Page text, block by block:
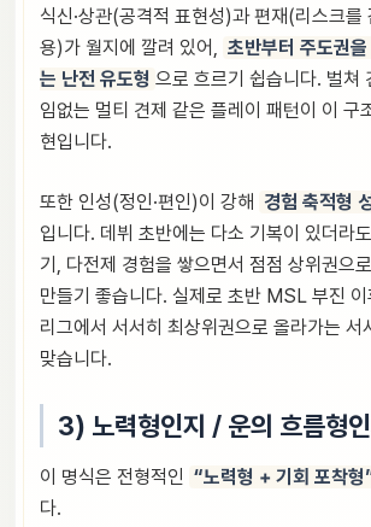
식신·상관(공격적 표현성)과 편재(리스크를
용)가 월지에 깔려 있어, 초반부터 주도권
는 난전 유도형 으로 흐르기 쉽습니다. 벌쳐
임없는 멀티 견제 같은 플레이 패턴이 이 구
현입니다.
또한 인성(정인·편인)이 강해 경험 축적형
입니다. 데뷔 초반에는 다소 기복이 있더라
기, 다전제 경험을 쌓으면서 점점 상위권으
만들기 좋습니다. 실제로 초반 MSL 부진 이
리그에서 서서히 최상위권으로 올라가는 서
맞습니다.
3) 노력형인지 / 운의 흐름형
이 명식은 전형적인 “노력형 + 기회 포착형
다.